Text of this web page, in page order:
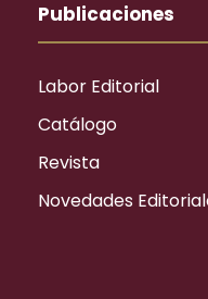
Publicaciones
Labor Editorial
Catálogo
Revista
Novedades